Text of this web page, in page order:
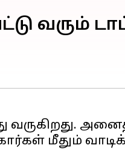
வரும்
வருகிறது.
மீதும்